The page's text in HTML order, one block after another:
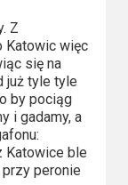
Z
Katowic więc
się na
już tyle tyle
by pociąg
i gadamy, a
Katowice ble
peronie